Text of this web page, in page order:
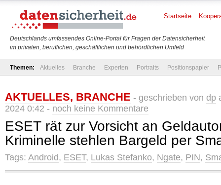
Deutschlands umfassendes Online-Portal für Fragen der Datensicherheit
im privaten, beruflichen, geschäftlichen und behördlichen Umfeld
Startseite
Themen: Aktuelles Branche Experten Portraits Positionspapier
AKTUELLES, BRANCHE - geschrieben von dp
2024 0:42 - noch keine Kommentare
ESET rät zur Vorsicht an
Kriminelle stehlen Bargeld per
Tags: Android, ESET, Lukas Stefanko, Ngate, PIN,